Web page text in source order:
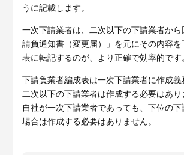
うに記載します。
一次下請業者は、二次以下の下請業者か
請負通知書（変更届）」を元にその内容
表に転記するのが、より正確で効率的です
下請負業者編成表は一次下請業者に作成義
二次以下の下請業者は作成する必要はあり
自社が一次下請業者であっても、下位の
場合は作成する必要はありません。